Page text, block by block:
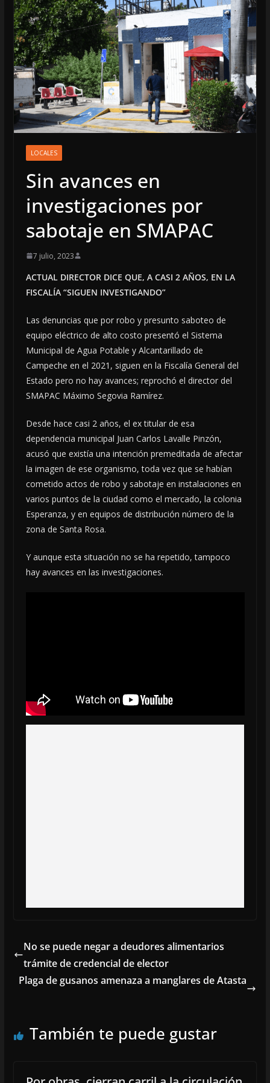
LOCALES
Sin avances en
investigaciones por
sabotaje en SMAPAC
7 julio, 2023
ACTUAL DIRECTOR DICE QUE, A CASI 2 AÑOS, EN LA
FISCALÍA “SIGUEN INVESTIGANDO”
Las denuncias que por robo y presunto saboteo de
equipo eléctrico de alto costo presentó el Sistema
Municipal de Agua Potable y Alcantarillado de
Campeche en el 2021, siguen en la Fiscalía General del
Estado pero no hay avances; reprochó el director del
SMAPAC Máximo Segovia Ramírez.
Desde hace casi 2 años, el ex titular de esa
dependencia municipal Juan Carlos Lavalle Pinzón,
acusó que existía una intención premeditada de afectar
la imagen de ese organismo, toda vez que se habían
cometido actos de robo y sabotaje en instalaciones en
varios puntos de la ciudad como el mercado, la colonia
Esperanza, y en equipos de distribución número de la
zona de Santa Rosa.
Y aunque esta situación no se ha repetido, tampoco
hay avances en las investigaciones.
No se puede negar a deudores alimentarios
trámite de credencial de elector
Plaga de gusanos amenaza a manglares de Atasta
También te puede gustar